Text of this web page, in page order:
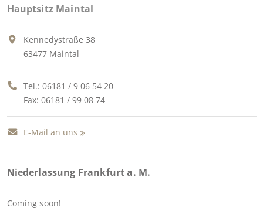
Hauptsitz Maintal
Kennedystraße 38
63477 Maintal
Tel.: 06181 / 9 06 54 20
Fax: 06181 / 99 08 74
E-Mail an uns
Niederlassung Frankfurt a. M.
Coming soon!